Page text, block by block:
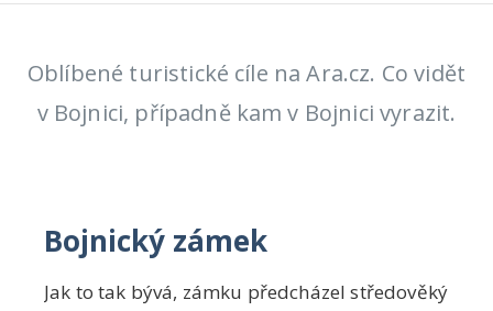
Oblíbené turistické cíle na Ara.cz. Co vidět
v Bojnici, případně kam v Bojnici vyrazit.
Bojnický zámek
Jak to tak bývá, zámku předcházel středověký